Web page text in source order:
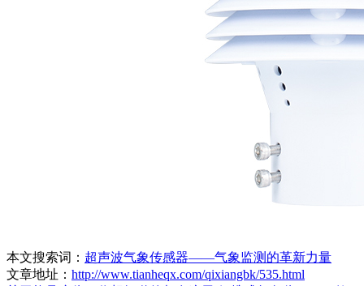
本文搜索词： 超声波气象传感器——气象监测的革新力量
文章地址： http://www.tianheqx.com/qixiangbk/535.html